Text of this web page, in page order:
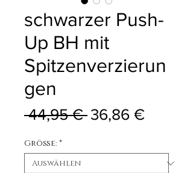
schwarzer Push-
Up BH mit
Spitzenverzierun
gen
44,95 € Standardpreis
36,86 €Sale-
Größe: *